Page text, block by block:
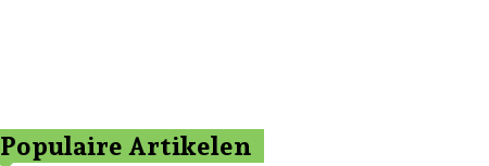
Populaire Artikelen